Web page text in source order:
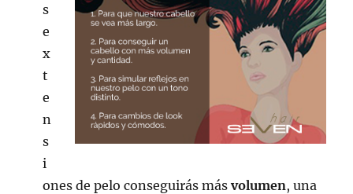
s
e
x
t
e
n
s
i
ones de pelo conseguirás másvolumen, una